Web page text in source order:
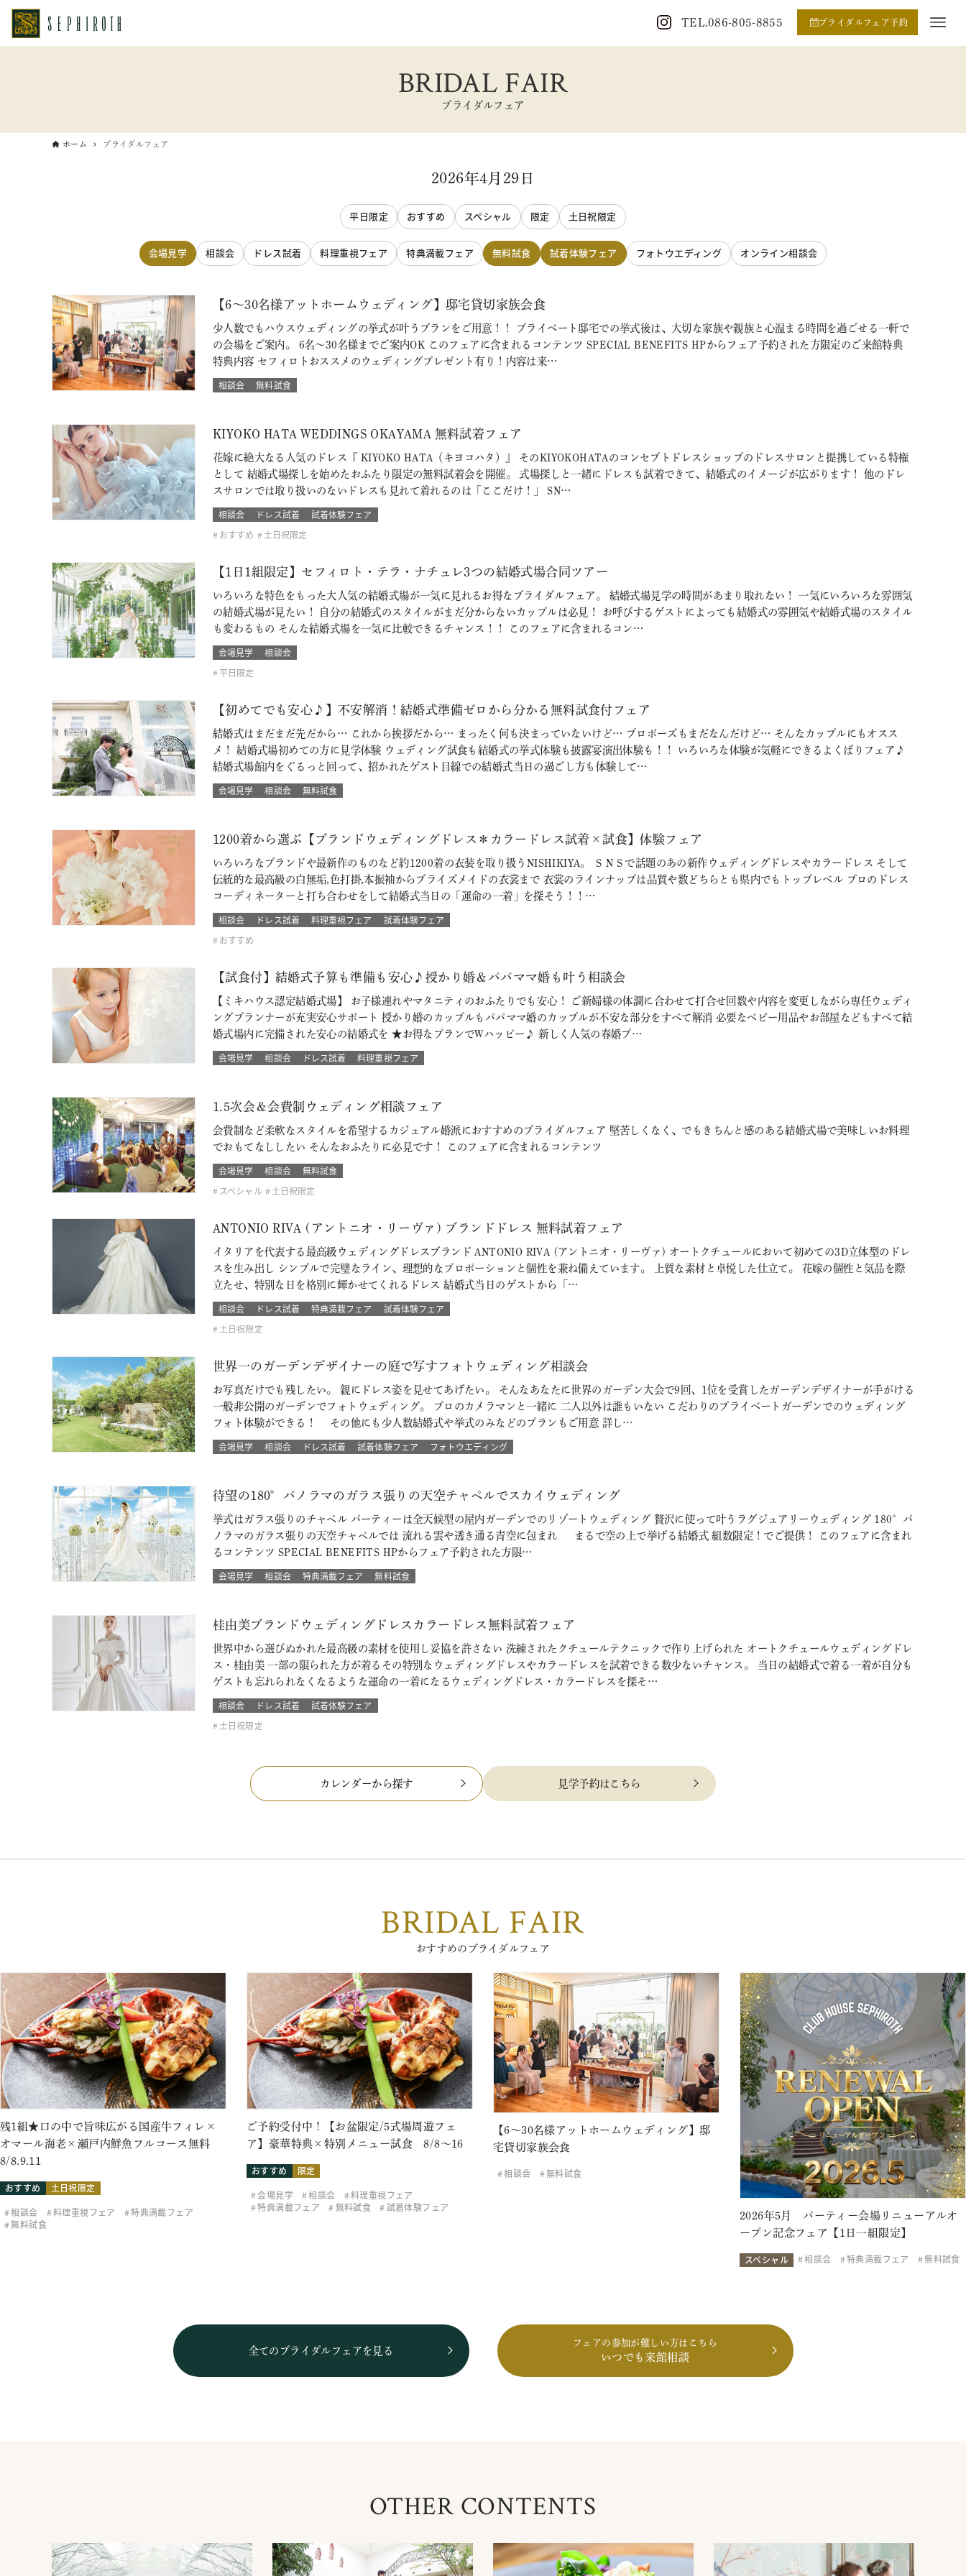
TEL.086-805-8855 ブライダルフェア予約
BRIDAL FAIR
ブライダルフェア
ホーム ブライダルフェア
2026年4月29日
平日限定 おすすめ スペシャル 限定 土日祝限定
会場見学 相談会 ドレス試着 料理重視フェア 特典満載フェア 無料試食 試着体験フェア フォトウエディング オンライン相談会
【6～30名様アットホームウェディング】邸宅貸切家族会食
少人数でもハウスウェディングの挙式が叶うプランをご用意！！ プライベート邸宅での挙式後は、大切な家族や親族と心温まる時間を過ごせる一軒で
の会場をご案内。 6名～30名様までご案内OK このフェアに含まれるコンテンツ SPECIAL BENEFITS HPからフェア予約された方限定のご来館特典
特典内容 セフィロトおススメのウェディングプレゼント有り！内容は来…
相談会 無料試食
KIYOKO HATA WEDDINGS OKAYAMA 無料試着フェア
花嫁に絶大なる人気のドレス『 KIYOKO HATA（キヨコハタ）』 そのKIYOKOHATAのコンセプトドレスショップのドレスサロンと提携している特権
として 結婚式場探しを始めたおふたり限定の無料試着会を開催。 式場探しと一緒にドレスも試着できて、結婚式のイメージが広がります！ 他のドレ
スサロンでは取り扱いのないドレスも見れて着れるのは「ここだけ！」 SN…
相談会 ドレス試着
試着体験フェア
おすすめ
土日祝限定
【1日1組限定】セフィロト・テラ・ナチュレ3つの結婚式場合同ツアー
いろいろな特色をもった大人気の結婚式場が一気に見れるお得なブライダルフェア。 結婚式場見学の時間があまり取れない！ 一気にいろいろな雰囲気
の結婚式場が見たい！ 自分の結婚式のスタイルがまだ分からないカップルは必見！ お呼びするゲストによっても結婚式の雰囲気や結婚式場のスタイル
も変わるもの そんな結婚式場を一気に比較できるチャンス！！ このフェアに含まれるコン…
会場見学
相談会
平日限定
【初めてでも安心♪】不安解消！結婚式準備ゼロから分かる無料試食付フェア
結婚式はまだまだ先だから… これから挨拶だから… まったく何も決まっていないけど… プロポーズもまだなんだけど… そんなカップルにもオスス
メ！ 結婚式場初めての方に見学体験 ウェディング試食も結婚式の挙式体験も披露宴演出体験も！！ いろいろな体験が気軽にできるよくばりフェア♪
結婚式場館内をぐるっと回って、招かれたゲスト目線での結婚式当日の過ごし方も体験して…
会場見学 相談会 無料試食
1200着から選ぶ【ブランドウェディングドレス＊カラードレス試着×試食】体験フェア
いろいろなブランドや最新作のものなど約1200着の衣装を取り扱うNISHIKIYA。 ＳＮＳで話題のあの新作ウェディングドレスやカラードレス そして
伝統的な最高級の白無垢,色打掛,本振袖からブライズメイドの衣裳まで 衣裳のラインナップは品質や数どちらとも県内でもトップレベル プロのドレス
コーディネーターと打ち合わせをして結婚式当日の「運命の一着」を探そう！！…
相談会 ドレス試着 料理重視フェア
試着体験フェア
おすすめ
【試食付】結婚式予算も準備も安心♪授かり婚＆パパママ婚も叶う相談会
【ミキハウス認定結婚式場】 お子様連れやマタニティのおふたりでも安心！ ご新婦様の体調に合わせて打合せ回数や内容を変更しながら専任ウェディ
ングプランナーが充実安心サポート 授かり婚のカップルもパパママ婚のカップルが不安な部分をすべて解消 必要なベビー用品やお部屋などもすべて結
婚式場内に完備された安心の結婚式を ★お得なプランでWハッピー♪ 新しく人気の春婚プ…
会場見学 相談会 ドレス試着 料理重視フェア
1.5次会＆会費制ウェディング相談フェア
会費制など柔軟なスタイルを希望するカジュアル婚派におすすめのブライダルフェア 堅苦しくなく、でもきちんと感のある結婚式場で美味しいお料理
でおもてなししたい そんなおふたりに必見です！ このフェアに含まれるコンテンツ
会場見学 相談会
無料試食
スペシャル
土日祝限定
ANTONIO RIVA (アントニオ・リーヴァ) ブランドドレス 無料試着フェア
イタリアを代表する最高級ウェディングドレスブランド ANTONIO RIVA (アントニオ・リーヴァ) オートクチュールにおいて初めての3D立体型のドレ
スを生み出し シンプルで完璧なライン、理想的なプロポーションと個性を兼ね備えています。 上質な素材と卓悦した仕立て。 花嫁の個性と気品を際
立たせ、特別な日を格別に輝かせてくれるドレス 結婚式当日のゲストから「…
相談会 ドレス試着 特典満載フェア
試着体験フェア
土日祝限定
世界一のガーデンデザイナーの庭で写すフォトウェディング相談会
お写真だけでも残したい。 親にドレス姿を見せてあげたい。 そんなあなたに世界のガーデン大会で9回、1位を受賞したガーデンデザイナーが手がける
一般非公開のガーデンでフォトウェディング。 プロのカメラマンと一緒に 二人以外は誰もいない こだわりのプライベートガーデンでのウェディング
フォト体験ができる！ その他にも少人数結婚式や挙式のみなどのプランもご用意 詳し…
会場見学 相談会 ドレス試着 試着体験フェア フォトウエディング
待望の180°パノラマのガラス張りの天空チャペルでスカイウェディング
挙式はガラス張りのチャペル パーティーは全天候型の屋内ガーデンでのリゾートウェディング 贅沢に使って叶うラグジュアリーウェディング 180°パ
ノラマのガラス張りの天空チャペルでは 流れる雲や透き通る青空に包まれ まるで空の上で挙げる結婚式 組数限定！でご提供！ このフェアに含まれ
るコンテンツ SPECIAL BENEFITS HPからフェア予約された方限…
会場見学 相談会 特典満載フェア 無料試食
桂由美ブランドウェディングドレスカラードレス無料試着フェア
世界中から選びぬかれた最高級の素材を使用し妥協を許さない 洗練されたクチュールテクニックで作り上げられた オートクチュールウェディングドレ
ス・桂由美 一部の限られた方が着るその特別なウェディングドレスやカラードレスを試着できる数少ないチャンス。 当日の結婚式で着る一着が自分も
ゲストも忘れられなくなるような運命の一着になるウェディングドレス・カラードレスを探そ…
相談会 ドレス試着
試着体験フェア
土日祝限定
カレンダーから探す 見学予約はこちら
BRIDAL FAIR
おすすめのブライダルフェア
残1組★口の中で旨味広がる国産牛フィレ×
オマール海老×瀬戸内鮮魚フルコース無料
8/8.9.11
おすすめ
土日祝限定
相談会
料理重視フェア
特典満載フェア
無料試食
ご予約受付中！【お盆限定/5式場周遊フェ
ア】豪華特典×特別メニュー試食 8/8～16
おすすめ
限定
会場見学
相談会
料理重視フェア
特典満載フェア
無料試食 試着体験フェア
【6～30名様アットホームウェディング】邸
宅貸切家族会食
相談会 無料試食
2026年5月 パーティー会場リニューアルオ
ープン記念フェア【1日一組限定】
スペシャル 相談会 特典満載フェア 無料試食
全てのブライダルフェアを見る
フェアの参加が難しい方はこちら
いつでも来館相談
OTHER CONTENTS